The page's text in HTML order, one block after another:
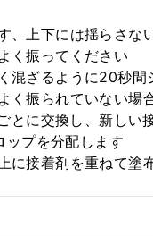
上下には揺らさな
く振ってください
ざるように20秒間
振られていない場
に交換し、新しい
ップを分配します
接着剤を重ねて塗